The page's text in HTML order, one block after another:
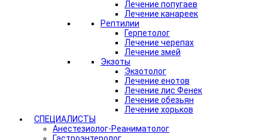
Лечение попугаев
Лечение канареек
Рептилии
Герпетолог
Лечение черепах
Лечение змей
Экзоты
Экзотолог
Лечение енотов
Лечение лис Фенек
Лечение обезьян
Лечение хорьков
СПЕЦИАЛИСТЫ
Анестезиолог-Реаниматолог
Гастроэнтеролог